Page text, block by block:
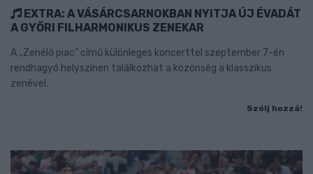
EXTRA: A VÁSÁRCSARNOKBAN NYITJA ÚJ ÉVADÁT
A GYŐRI FILHARMONIKUS ZENEKAR
A „Zenélő piac” című különleges koncerttel szeptember 7-én
rendhagyó helyszínen találkozhat a közönség a klasszikus
zenével.
Szólj hozzá!